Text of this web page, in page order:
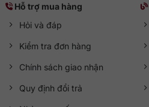
Hỗ trợ mua hàng
Hỏi và đáp
Kiểm tra đơn hàng
Chính sách giao nhận
Quy định đổi trả